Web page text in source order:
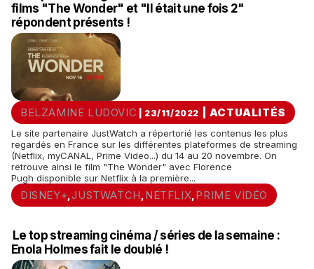
films "The Wonder" et "Il était une fois 2"
répondent présents !
BELZAMINE LUDOVIC | 23/11/2022 ACTUALITÉS
Le site partenaire JustWatch a répertorié les contenus les plus
regardés en France sur les différentes plateformes de streaming
(Netflix, myCANAL, Prime Video...) du 14 au 20 novembre. On
retrouve ainsi le film "The Wonder" avec Florence
Pugh disponible sur Netflix à la première...
DISNEY+ ,JUSTWATCH NETFLIX PRIME VIDÉO
Le top streaming cinéma / séries de la semaine :
Enola Holmes fait le doublé !